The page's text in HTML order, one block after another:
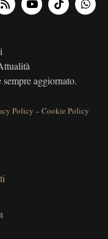
aggiornato.
Policy –Cookie Policy